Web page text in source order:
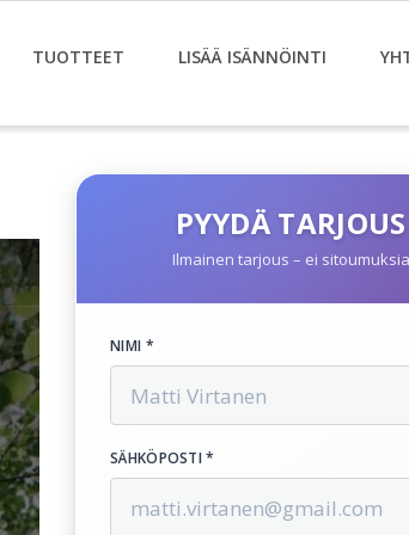
TUOTTEET LISÄÄ ISÄNNÖINTI
PYYDÄ TARJOUS
Ilmainen tarjous – ei sitoumuksia
NIMI *
SÄHKÖPOSTI *